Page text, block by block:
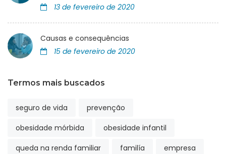
13 de fevereiro de 2020
Causas e consequências
15 de fevereiro de 2020
Termos mais buscados
seguro de vida
prevenção
obesidade mórbida
obesidade infantil
queda na renda familiar
familía
empresa